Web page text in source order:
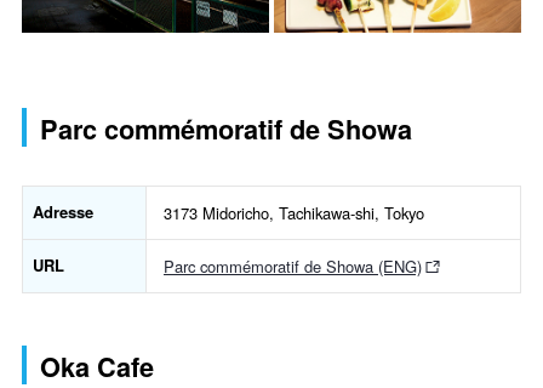
Parc commémoratif de Showa
Adresse 3173 Midoricho, Tachikawa-shi, Tokyo
URL Parc commémoratif de Showa (ENG)
Oka Cafe